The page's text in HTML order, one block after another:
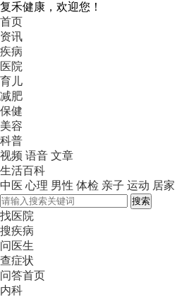
复禾健康，欢迎您！
首页
资讯
疾病
医院
育儿
减肥
保健
美容
科普
视频 语音 文章
生活百科
中医 心理 男性 体检 亲子 运动 居家
搜索
找医院
搜疾病
问医生
查症状
问答首页
内科